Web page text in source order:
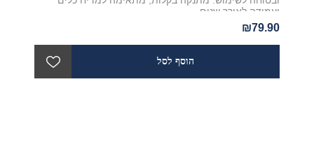
ועמידה לאורך שנים
₪79.90